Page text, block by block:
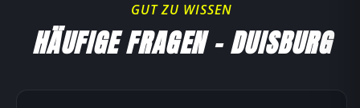
GUT ZU WISSEN
HÄUFIGE FRAGEN – DUISBURG